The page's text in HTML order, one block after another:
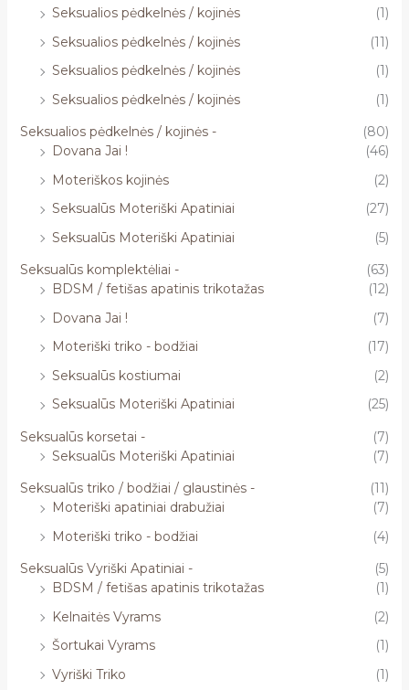
Seksualios pėdkelnės / kojinės
(1)
Seksualios pėdkelnės / kojinės
(11)
Seksualios pėdkelnės / kojinės
(1)
Seksualios pėdkelnės / kojinės
(1)
Seksualios pėdkelnės / kojinės -
(80)
Dovana Jai !
(46)
Moteriškos kojinės
(2)
Seksualūs Moteriški Apatiniai
(27)
Seksualūs Moteriški Apatiniai
(5)
Seksualūs komplektėliai -
(63)
BDSM / fetišas apatinis trikotažas
(12)
Dovana Jai !
(7)
Moteriški triko - bodžiai
(17)
Seksualūs kostiumai
(2)
Seksualūs Moteriški Apatiniai
(25)
Seksualūs korsetai -
(7)
Seksualūs Moteriški Apatiniai
(7)
Seksualūs triko / bodžiai / glaustinės -
(11)
Moteriški apatiniai drabužiai
(7)
Moteriški triko - bodžiai
(4)
Seksualūs Vyriški Apatiniai -
(5)
BDSM / fetišas apatinis trikotažas
(1)
Kelnaitės Vyrams
(2)
Šortukai Vyrams
(1)
Vyriški Triko
(1)